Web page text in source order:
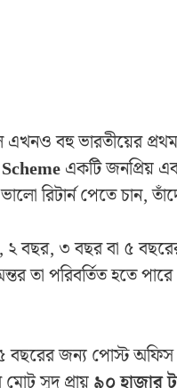
এখনও বহু ভারতীয়ের
একটি জনপ্রিয়
রিটার্ন পেতে চান,
২ বছর, ৩ বছর বা ৫
তা পরিবর্তিত হতে
বছরের জন্য পোস্ট অফিস